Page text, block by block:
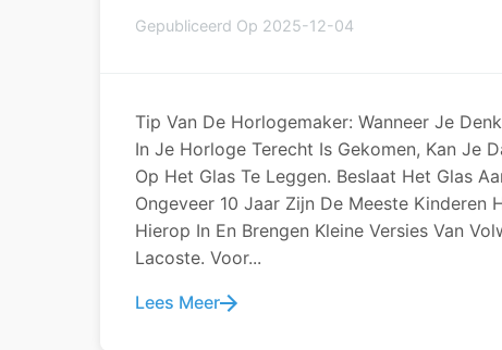
Gepubliceerd Op 2025-12-04
Tip Van De Horlogemaker: Wanneer Je
In Je Horloge Terecht Is Gekomen, Kan Je
Op Het Glas Te Leggen. Beslaat Het Glas
Ongeveer 10 Jaar Zijn De Meeste Kinderen
Hierop In En Brengen Kleine Versies Van
Lacoste. Voor...
Lees Meer